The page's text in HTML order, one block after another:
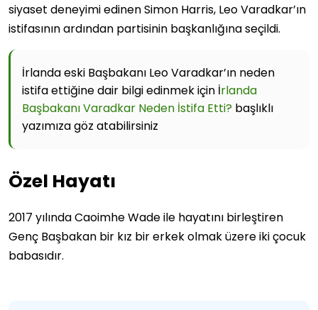
siyaset deneyimi edinen Simon Harris, Leo Varadkar’ın
istifasının ardından partisinin başkanlığına seçildi.
İrlanda eski Başbakanı Leo Varadkar’ın neden
istifa ettiğine dair bilgi edinmek için İrlanda
Başbakanı Varadkar Neden İstifa Etti? başlıklı
yazımıza göz atabilirsiniz
Özel Hayatı
2017 yılında Caoimhe Wade ile hayatını birleştiren
Genç Başbakan bir kız bir erkek olmak üzere iki çocuk
babasıdır.